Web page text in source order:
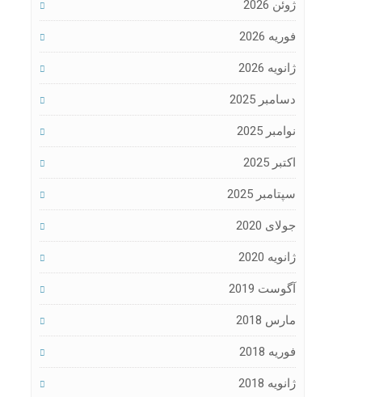
ژوئن 2026
فوریه 2026
ژانویه 2026
دسامبر 2025
نوامبر 2025
اکتبر 2025
سپتامبر 2025
جولای 2020
ژانویه 2020
آگوست 2019
مارس 2018
فوریه 2018
ژانویه 2018